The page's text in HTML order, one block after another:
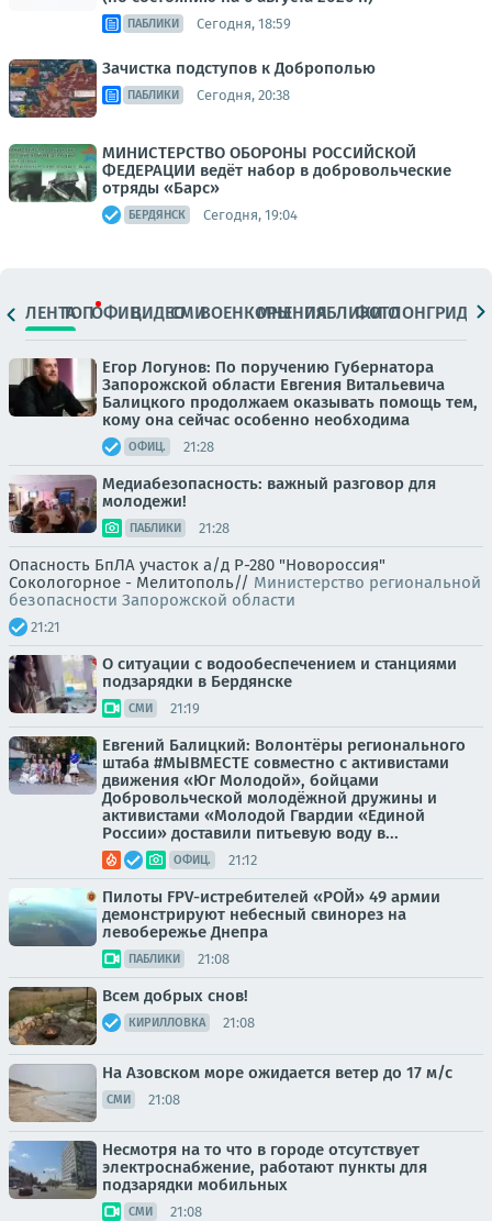
ПАБЛИКИ Сегодня, 18:59
Зачистка подступов к Доброполью
ПАБЛИКИ Сегодня, 20:38
МИНИСТЕРСТВО ОБОРОНЫ РОССИЙСКОЙ
ФЕДЕРАЦИИ ведёт набор в добровольческие
отряды «Барс»
БЕРДЯНСК Сегодня, 19:04
ЛЕНТАТОПОФИЦ.ВИДЕОСМИВОЕНКОРЫМНЕНИЯПАБЛИКИ
ФОТОЛОНГРИДЫ
Егор Логунов: По поручению Губернатора
Запорожской области Евгения Витальевича
Балицкого продолжаем оказывать помощь тем,
кому она сейчас особенно необходима
ОФИЦ. 21:28
Медиабезопасность: важный разговор для
молодежи!
ПАБЛИКИ 21:28
Опасность БпЛА участок а/д Р-280 "Новороссия"
Сокологорное - Мелитополь// Министерство региональной
безопасности Запорожской области
21:21
О ситуации с водообеспечением и станциями
подзарядки в Бердянске
СМИ 21:19
Евгений Балицкий: Волонтёры регионального
штаба #МЫВМЕСТЕ совместно с активистами
движения «Юг Молодой», бойцами
Добровольческой молодёжной дружины и
активистами «Молодой Гвардии «Единой
России» доставили питьевую воду в...
ОФИЦ. 21:12
Пилоты FPV-истребителей «РОЙ» 49 армии
демонстрируют небесный свинорез на
левобережье Днепра
ПАБЛИКИ 21:08
Всем добрых снов!
КИРИЛЛОВКА 21:08
На Азовском море ожидается ветер до 17 м/с
СМИ 21:08
Несмотря на то что в городе отсутствует
электроснабжение, работают пункты для
подзарядки мобильных
СМИ 21:08